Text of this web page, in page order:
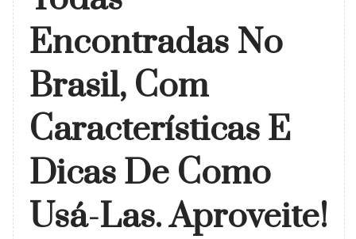
Encontradas No
Brasil, Com
Características E
Dicas De Como
Usá-Las. Aproveite!